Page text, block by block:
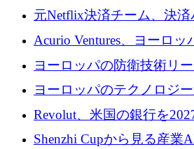
適化プラットフォームを拡
万ユーロを調達
元Netflix決済チーム、決
ラットフォームNopanのた
万ユーロを調達
Acurio Ventures、ヨーロ
流動性を解放するために1
ファンドを立ち上げる
ヨーロッパの防衛技術リ
ングは、180億ドルの評価
ヨーロッパのテクノロジ
ユーロを超える 70 以上の
Revolut、米国の銀行を
国の社長が語る
Shenzhi Cupから見る産業